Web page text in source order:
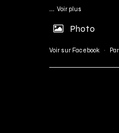
... Voir plus
Photo
Voir sur Facebook ·